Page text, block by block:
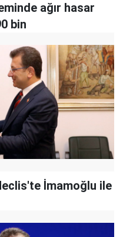
ağır hasar
bin
İmamoğlu ile